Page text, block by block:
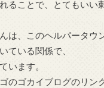
ることで、とてもいい
は、このヘルパータウ
ている関係で、
います。
のゴカイブログのリン